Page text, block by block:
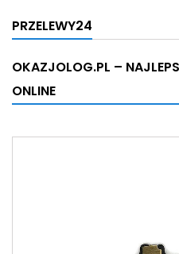
PRZELEWY24
OKAZJOLOG.PL –
ONLINE